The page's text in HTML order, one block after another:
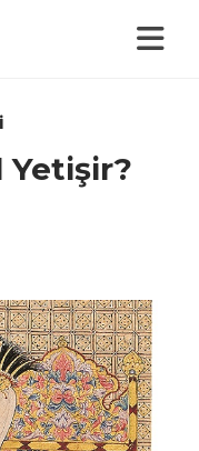
Yetişir?